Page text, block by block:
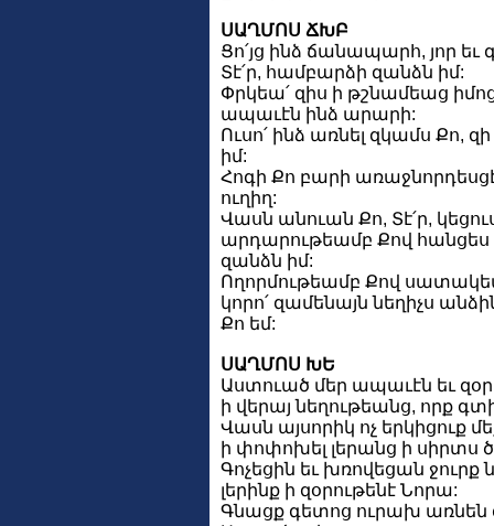
ՍԱՂՄՈՍ ՃԽԲ
Ցո՛յց ինձ ճանապարհ, յոր եւ
Տէ՛ր, համբարձի զանձն իմ:
Փրկեա՛ զիս ի թշնամեաց
ապաւէն ինձ արարի:
Ուսո՛ ինձ առնել զկամս Քո,
իմ:
Հոգի Քո բարի առաջնորդեսցէ
ուղիղ:
Վասն անուան Քո, Տէ՛ր,
արդարութեամբ Քով հանցես
զանձն իմ:
Ողորմութեամբ Քով
կորո՛ զամենայն նեղիչս
Քո եմ:
ՍԱՂՄՈՍ ԽԵ
Աստուած մեր ապաւէն եւ
ի վերայ նեղութեանց, որք
Վասն այսորիկ ոչ երկիցուք
ի փոփոխել լերանց ի սիրտս
Գոչեցին եւ խռովեցան
լերինք ի զօրութենէ Նորա:
Գնացք գետոց ուրախ առնեն